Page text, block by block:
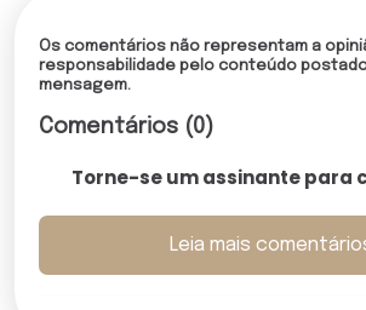
Os comentários não representam a
responsabilidade pelo conteúdo
mensagem.
Comentários (0)
Torne-se um assinante para
Leia mais